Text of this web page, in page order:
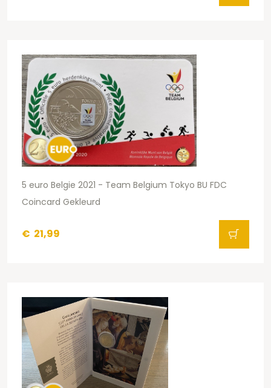
5 euro Belgie 2021 - Team Belgium Tokyo BU FDC
Coincard Gekleurd
€ 21,99